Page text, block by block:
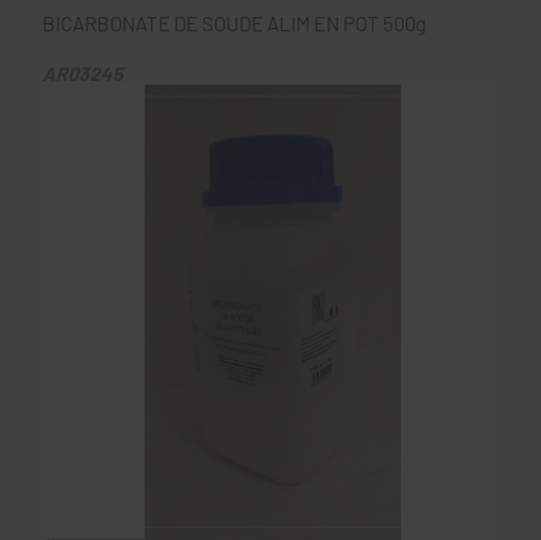
BICARBONATE DE SOUDE ALIM EN POT 500g